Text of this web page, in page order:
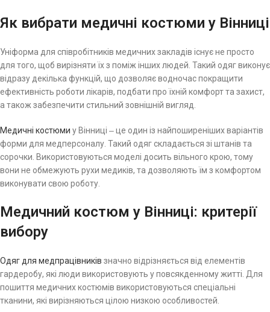
Як вибрати медичні костюми у Вінниці
Уніформа для співробітників медичних закладів існує не просто
для того, щоб вирізняти їх з поміж інших людей. Такий одяг виконує
відразу декілька функцій, що дозволяє водночас покращити
ефективність роботи лікарів, подбати про їхній комфорт та захист,
а також забезпечити стильний зовнішній вигляд.
Медичні костюми у Вінниці ‒ це один із найпоширеніших варіантів
форми для медперсоналу. Такий одяг складається зі штанів та
сорочки. Використовуються моделі досить вільного крою, тому
вони не обмежують рухи медиків, та дозволяють їм з комфортом
виконувати свою роботу.
Медичний костюм у Вінниці: критерії
вибору
Одяг для медпрацівників значно відрізняється від елементів
гардеробу, які люди використовують у повсякденному житті. Для
пошиття медичних костюмів використовуються спеціальні
тканини, які вирізняються цілою низкою особливостей.